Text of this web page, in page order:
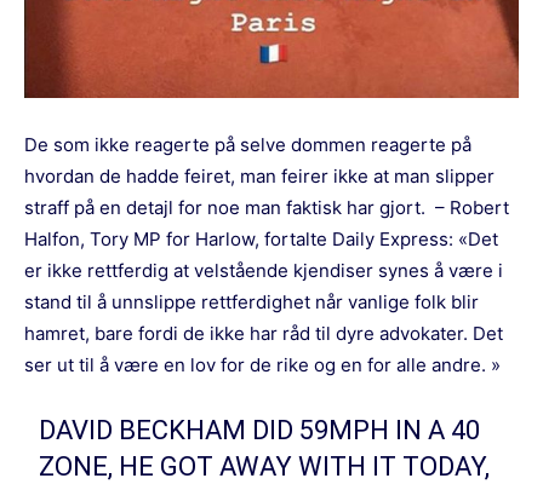
De som ikke reagerte på selve dommen reagerte på
hvordan de hadde feiret, man feirer ikke at man slipper
straff på en detajl for noe man faktisk har gjort. – Robert
Halfon, Tory MP for Harlow, fortalte Daily Express: «Det
er ikke rettferdig at velstående kjendiser synes å være i
stand til å unnslippe rettferdighet når vanlige folk blir
hamret, bare fordi de ikke har råd til dyre advokater. Det
ser ut til å være en lov for de rike og en for alle andre. »
DAVID BECKHAM DID 59MPH IN A 40
ZONE, HE GOT AWAY WITH IT TODAY,